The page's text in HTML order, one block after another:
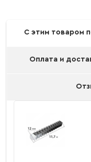
С этим товаром
Оплата и